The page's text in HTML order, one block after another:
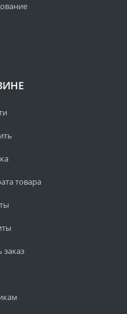
товара
заказ